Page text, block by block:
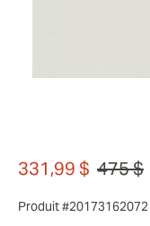
331,99 $ 475 $
Produit #20173162072